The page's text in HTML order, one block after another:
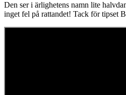
Den ser i ärlighetens namn lite
inget fel på rattandet! Tack för tipset